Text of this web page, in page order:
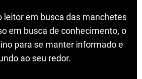
leitor em busca das manchetes
em busca de conhecimento, o
para se manter informado e
ao seu redor.